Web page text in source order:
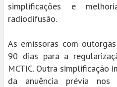
simplificações e
radiodifusão.
As emissoras com
90 dias para a
MCTIC. Outra simplificação
da anuência prévia nos